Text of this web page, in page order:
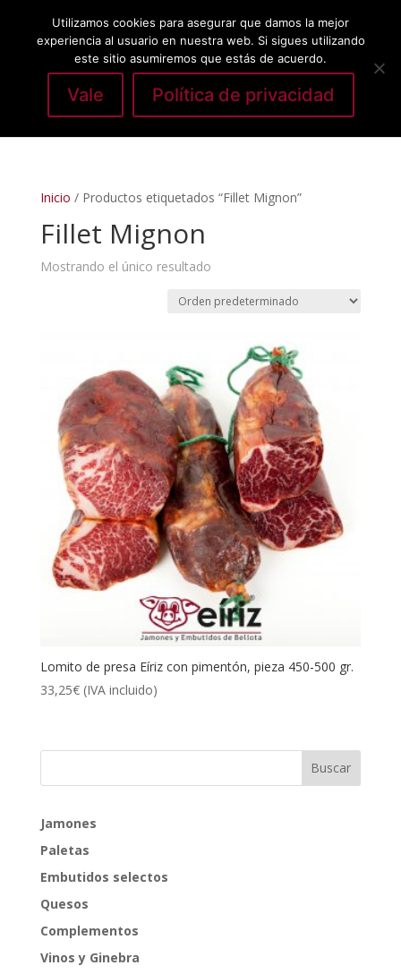
Seleccionar página
Inicio / Productos etiquetados “Fillet Mignon”
Fillet Mignon
Mostrando el único resultado
Lomito de presa Eíriz con pimentón, pieza 450-500 gr.
33,25€ (IVA incluido)
Jamones
Paletas
Embutidos selectos
Quesos
Complementos
Vinos y Ginebra
Utilizamos cookies para asegurar que damos la mejor
experiencia al usuario en nuestra web. Si sigues utilizando
este sitio asumiremos que estás de acuerdo.
Vale Política de privacidad